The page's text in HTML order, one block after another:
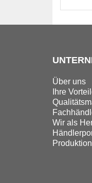
Über uns
Ihre
Wir als
Produktion